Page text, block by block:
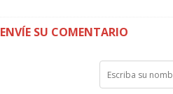
ENVÍE SU COMENTARIO